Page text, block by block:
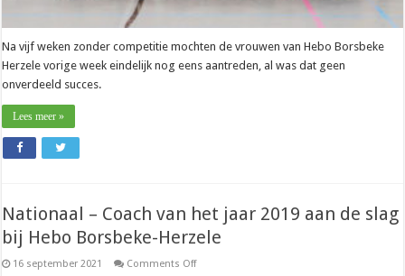
Na vijf weken zonder competitie mochten de vrouwen van Hebo Borsbeke
Herzele vorige week eindelijk nog eens aantreden, al was dat geen
onverdeeld succes.
Lees meer »
Nationaal – Coach van het jaar 2019 aan de slag
bij Hebo Borsbeke-Herzele
16 september 2021 Comments Offon